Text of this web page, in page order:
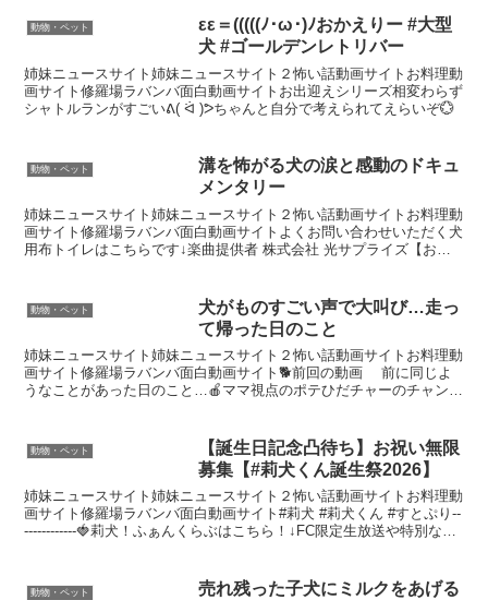
動物・ペット
εε＝(((((ﾉ･ω･)ﾉおかえりー #大型
犬 #ゴールデンレトリバー
姉妹ニュースサイト姉妹ニュースサイト２怖い話動画サイトお料理動
画サイト修羅場ラバンバ面白動画サイトお出迎えシリーズ相変わらず
シャトルランがすごいᕕ( ᐛ )ᕗちゃんと自分で考えられてえらいぞ💮
動物・ペット
溝を怖がる犬の涙と感動のドキュ
メンタリー
姉妹ニュースサイト姉妹ニュースサイト２怖い話動画サイトお料理動
画サイト修羅場ラバンバ面白動画サイトよくお問い合わせいただく犬
用布トイレはこちらです↓楽曲提供者 株式会社 光サプライズ【お問
動物・ペット
犬がものすごい声で大叫び…走っ
て帰った日のこと
姉妹ニュースサイト姉妹ニュースサイト２怖い話動画サイトお料理動
画サイト修羅場ラバンバ面白動画サイト🐕️前回の動画 前に同じよ
うなことがあった日のこと…🍎ママ視点のポテひだチャーのチャンネ
動物・ペット
【誕生日記念凸待ち】お祝い無限
募集【#莉犬くん誕生祭2026】
姉妹ニュースサイト姉妹ニュースサイト２怖い話動画サイトお料理動
画サイト修羅場ラバンバ面白動画サイト#莉犬 #莉犬くん #すとぷり--
------------🍓莉犬！ふぁんくらぶはこちら！↓FC限定生放送や特別な写
動物・ペット
売れ残った子犬にミルクをあげる